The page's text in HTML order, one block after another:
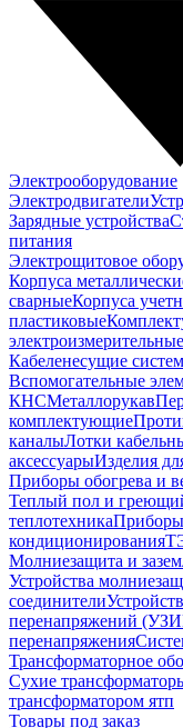
Электрооборудование
Электродвигатели
Зарядные устройства
питания
Электрощитовое
Корпуса
сварныеКорпуса
пластиковые
Кабеленесущие
Вспомогательные
КНСМеталлорукав
комплектующие
каналыЛотки
аксессуарыИзделия
Приборы обогрева и
Теплый пол и
теплотехника
кондиционирования
Молниезащита и
Устройства
соединители
перенапряжений
перенапряжения
Трансформаторное
Сухие
трансформатором ятп
Товары под заказ